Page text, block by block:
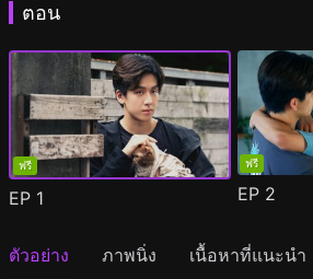
ตอน
ฟรี
EP 1
ฟรี
EP 2
ตัวอย่าง ภาพนิ่ง เนื้อหาที่แนะนำ